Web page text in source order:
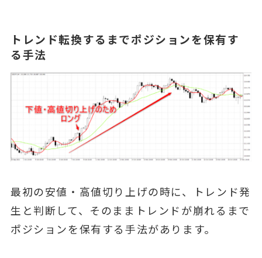
トレンド転換するまでポジションを保有す
る手法
最初の安値・高値切り上げの時に、トレンド発
生と判断して、そのままトレンドが崩れるまで
ポジションを保有する手法があります。